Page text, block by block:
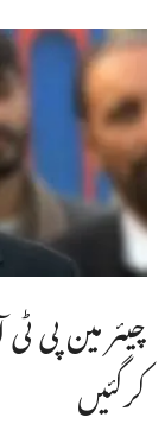
چیئر مین پی
کرگئیں